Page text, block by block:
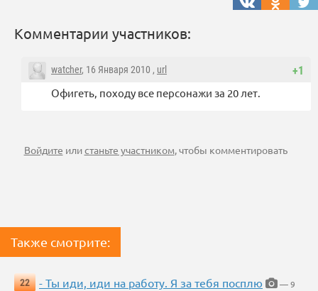
Комментарии участников:
+1
watcher, 16 Января 2010 , url
Офигеть, походу все персонажи за 20 лет.
Войдите илистаньте участником, чтобы комментировать
Также смотрите:
22 - Ты иди, иди на работу. Я за тебя посплю
— 9